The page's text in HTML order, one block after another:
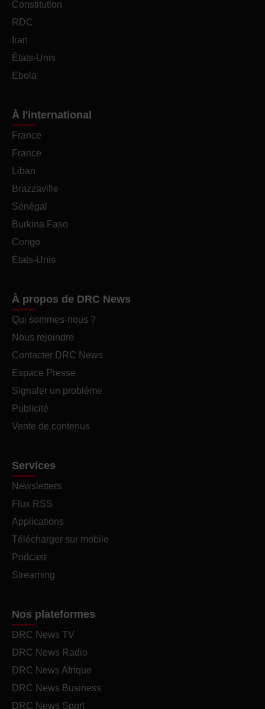
Constitution
RDC
Iran
États-Unis
Ebola
À l'international
France
France
Liban
Brazzaville
Sénégal
Burkina Faso
Congo
États-Unis
À propos de DRC News
Qui sommes-nous ?
Nous rejoindre
Contacter DRC News
Espace Presse
Signaler un problème
Publicité
Vente de contenus
Services
Newsletters
Flux RSS
Applications
Télécharger sur mobile
Podcast
Streaming
Nos plateformes
DRC News TV
DRC News Radio
DRC News Afrique
DRC News Business
DRC News Sport